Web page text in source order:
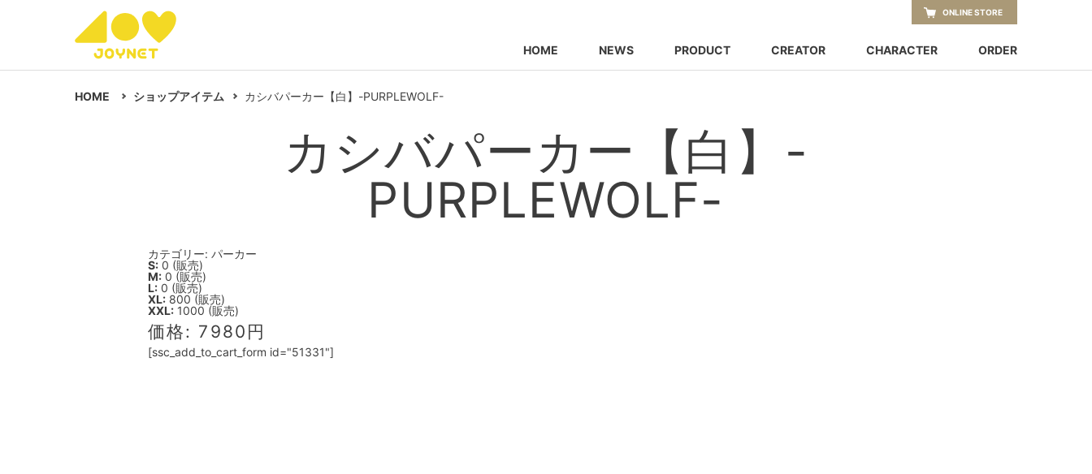
HOME NEWS PRODUCT CREATOR CHARACTER ORDER
ONLINE STORE
HOME ショップアイテム カシバパーカー【白】-PURPLEWOLF-
カシバパーカー【白】-
PURPLEWOLF-
カテゴリー: パーカー
S: 0 (販売)
M: 0 (販売)
L: 0 (販売)
XL: 800 (販売)
XXL: 1000 (販売)
価格: 7980円
[ssc_add_to_cart_form id="51331"]